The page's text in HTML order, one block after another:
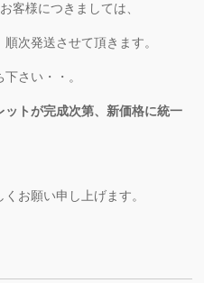
客様につきましては、
次発送させて頂きます。
さい・・。
トが完成次第、新価格に統一
お願い申し上げます。